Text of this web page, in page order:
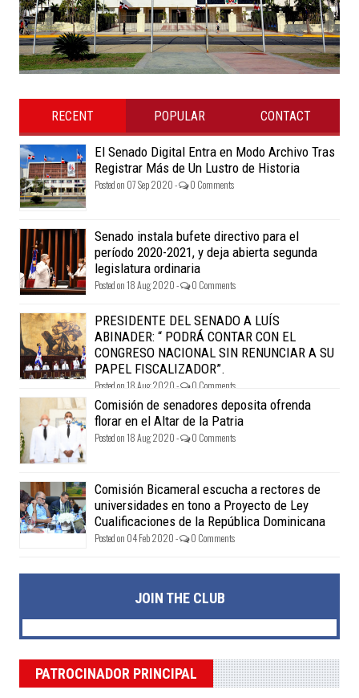
RECENT POPULAR CONTACT
El Senado Digital Entra en Modo Archivo Tras
Registrar Más de Un Lustro de Historia
Posted on 07 Sep 2020 - 0 Comments
Senado instala bufete directivo para el
período 2020-2021, y deja abierta segunda
legislatura ordinaria
Posted on 18 Aug 2020 - 0 Comments
PRESIDENTE DEL SENADO A LUÍS
ABINADER: “ PODRÁ CONTAR CON EL
CONGRESO NACIONAL SIN RENUNCIAR A SU
PAPEL FISCALIZADOR”.
Posted on 18 Aug 2020 - 0 Comments
Comisión de senadores deposita ofrenda
florar en el Altar de la Patria
Posted on 18 Aug 2020 - 0 Comments
Comisión Bicameral escucha a rectores de
universidades en tono a Proyecto de Ley
Cualificaciones de la República Dominicana
Posted on 04 Feb 2020 - 0 Comments
JOIN THE CLUB
PATROCINADOR PRINCIPAL